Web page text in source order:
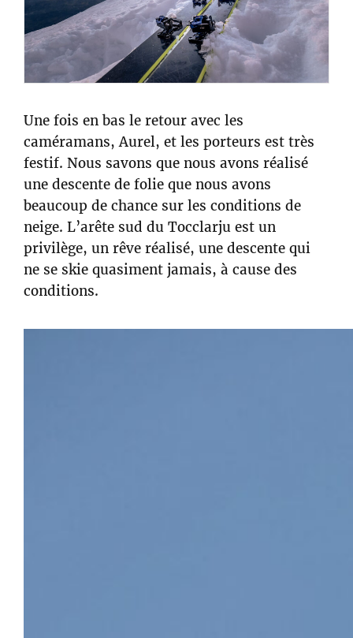
Une fois en bas le retour avec les
caméramans, Aurel, et les porteurs est très
festif. Nous savons que nous avons réalisé
une descente de folie que nous avons
beaucoup de chance sur les conditions de
neige. L’arête sud du Tocclarju est un
privilège, un rêve réalisé, une descente qui
ne se skie quasiment jamais, à cause des
conditions.